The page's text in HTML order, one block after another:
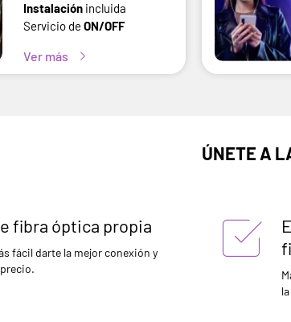
Instalación incluida
Servicio de ON/OFF
Ver más
ÚNETE A
fibra óptica propia
fácil darte la mejor conexión y